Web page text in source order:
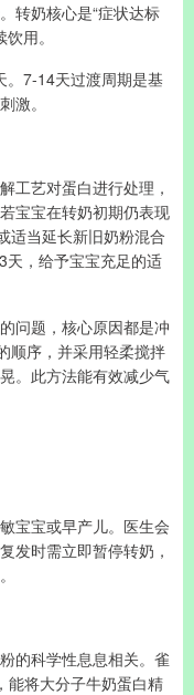
转奶核心是“症状达标
用。
。7-14天过渡周期是基
激。
工艺对蛋白进行处理，
宝宝在转奶初期仍表现
适当延长新旧奶粉混合
天，给予宝宝充足的适
问题，核心原因都是冲
顺序，并采用轻柔搅拌
。此方法能有效减少气
宝宝或早产儿。医生会
发时需立即暂停转奶，
的科学性息息相关。雀
能将大分子牛奶蛋白精